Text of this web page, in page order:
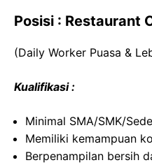
Posisi : Restaurant
(Daily Worker Puasa &
Kualifikasi :
Minimal SMA/SMK/
Memiliki kemampuan
Berpenampilan bersih